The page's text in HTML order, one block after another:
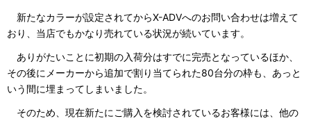
新たなカラーが設定されてからX-ADVへのお問い合わせは増えて
おり、当店でもかなり売れている状況が続いています。
ありがたいことに初期の入荷分はすでに完売となっているほか、
その後にメーカーから追加で割り当てられた80台分の枠も、あっと
いう間に埋まってしまいました。
そのため、現在新たにご購入を検討されているお客様には、他の